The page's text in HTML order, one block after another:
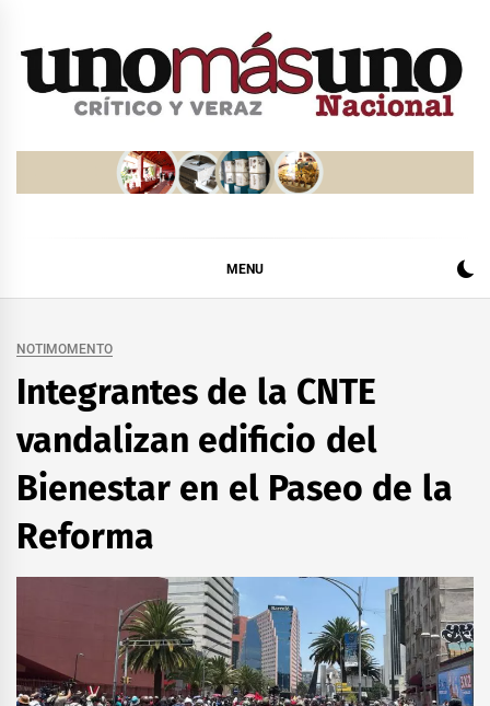
MENU
NOTIMOMENTO
Integrantes de la CNTE
vandalizan edificio del
Bienestar en el Paseo de la
Reforma